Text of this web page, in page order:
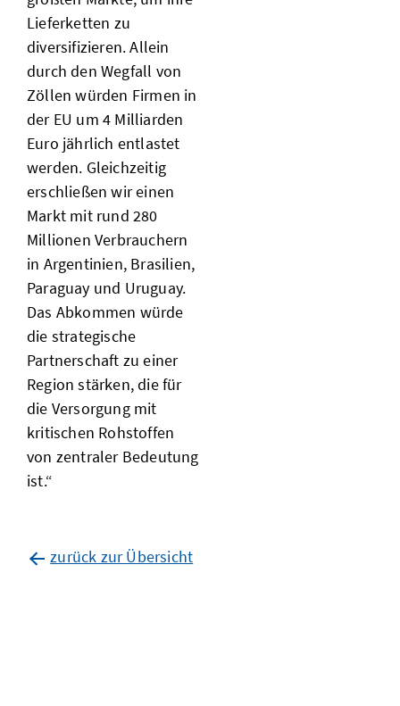
Lieferketten zu
diversifizieren. Allein
durch den Wegfall von
Zöllen würden Firmen in
der EU um 4 Milliarden
Euro jährlich entlastet
werden. Gleichzeitig
erschließen wir einen
Markt mit rund 280
Millionen Verbrauchern
in Argentinien, Brasilien,
Paraguay und Uruguay.
Das Abkommen würde
die strategische
Partnerschaft zu einer
Region stärken, die für
die Versorgung mit
kritischen Rohstoffen
von zentraler Bedeutung
ist.“
zurück zur Übersicht